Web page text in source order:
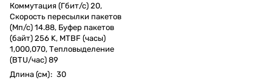
Коммутация (Гбит/с) 20,
Скорость пересылки пакетов
(Мп/с) 14.88, Буфер пакетов
(байт) 256 K, MTBF (часы)
1,000,070, Тепловыделение
(BTU/час) 89
Длина (см): 30